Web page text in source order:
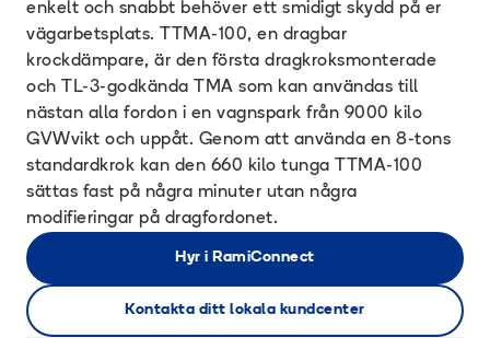
enkelt och snabbt behöver ett smidigt skydd på er
vägarbetsplats. TTMA-100, en dragbar
krockdämpare, är den första dragkroksmonterade
och TL-3-godkända TMA som kan användas till
nästan alla fordon i en vagnspark från 9000 kilo
GVWvikt och uppåt. Genom att använda en 8-tons
standardkrok kan den 660 kilo tunga TTMA-100
sättas fast på några minuter utan några
modifieringar på dragfordonet.
Hyr i RamiConnect
Kontakta ditt lokala kundcenter